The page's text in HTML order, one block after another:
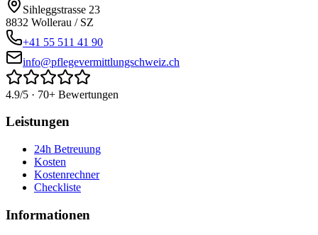
Sihleggstrasse 23
8832 Wollerau / SZ
+41 55 511 41 90
info@pflegevermittlungschweiz.ch
4.9/5 · 70+ Bewertungen
Leistungen
24h Betreuung
Kosten
Kostenrechner
Checkliste
Informationen